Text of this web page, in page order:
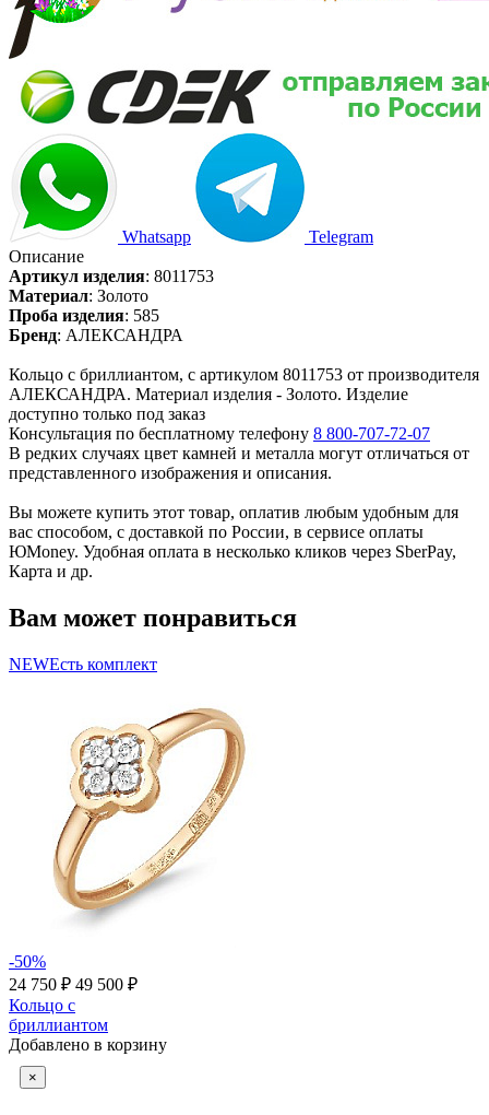
Whatsapp
Telegram
Описание
Артикул изделия: 8011753
Материал: Золото
Проба изделия: 585
Бренд: АЛЕКСАНДРА
Кольцо с бриллиантом, с артикулом 8011753 от производителя
АЛЕКСАНДРА. Материал изделия - Золото. Изделие
доступно только под заказ
Консультация по бесплатному телефону 8 800-707-72-07
В редких случаях цвет камней и металла могут отличаться от
представленного изображения и описания.
Вы можете купить этот товар, оплатив любым удобным для
вас способом, с доставкой по России, в сервисе оплаты
ЮMoney. Удобная оплата в несколько кликов через SberPay,
Карта и др.
Вам может понравиться
NEWЕсть комплект
-50%
24 750 ₽ 49 500 ₽
Кольцо с
бриллиантом
Добавлено в корзину
×